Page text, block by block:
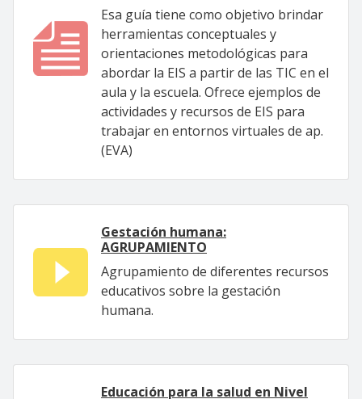
Esa guía tiene como objetivo brindar
herramientas conceptuales y
orientaciones metodológicas para
abordar la EIS a partir de las TIC en el
aula y la escuela. Ofrece ejemplos de
actividades y recursos de EIS para
trabajar en entornos virtuales de ap.
(EVA)
Gestación humana:
AGRUPAMIENTO
Agrupamiento de diferentes recursos
educativos sobre la gestación
humana.
Educación para la salud en Nivel